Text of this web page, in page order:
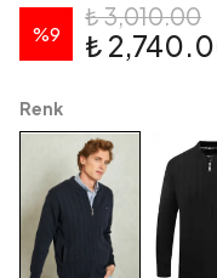
%9
₺ 3,010.00
₺
Renk